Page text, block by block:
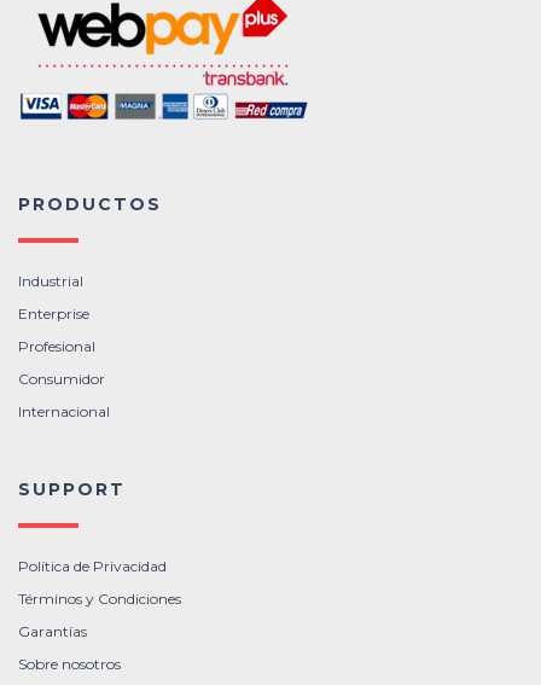
PRODUCTOS
Industrial
Enterprise
Profesional
Consumidor
Internacional
SUPPORT
Política de Privacidad
Términos y Condiciones
Garantías
Sobre nosotros